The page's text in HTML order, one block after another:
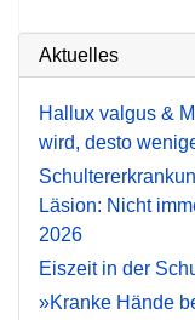
Aktuelles
Hallux valgus &
wird, desto
Läsion: Nicht
2026
Eiszeit in der
»Kranke Hände